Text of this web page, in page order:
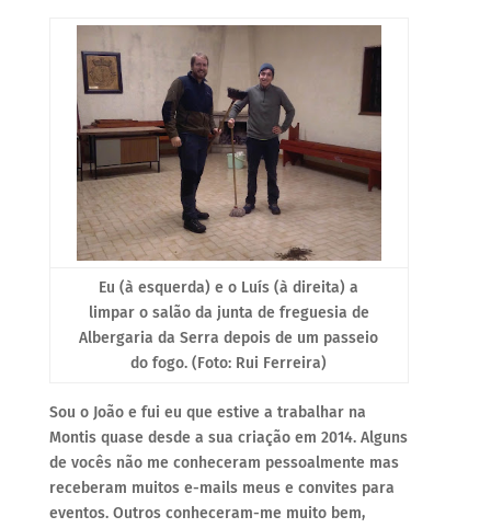
Eu (à esquerda) e o Luís (à direita) a
limpar o salão da junta de freguesia de
Albergaria da Serra depois de um passeio
do fogo. (Foto: Rui Ferreira)
Sou o João e fui eu que estive a trabalhar na
Montis quase desde a sua criação em 2014. Alguns
de vocês não me conheceram pessoalmente mas
receberam muitos e-mails meus e convites para
eventos. Outros conheceram-me muito bem,